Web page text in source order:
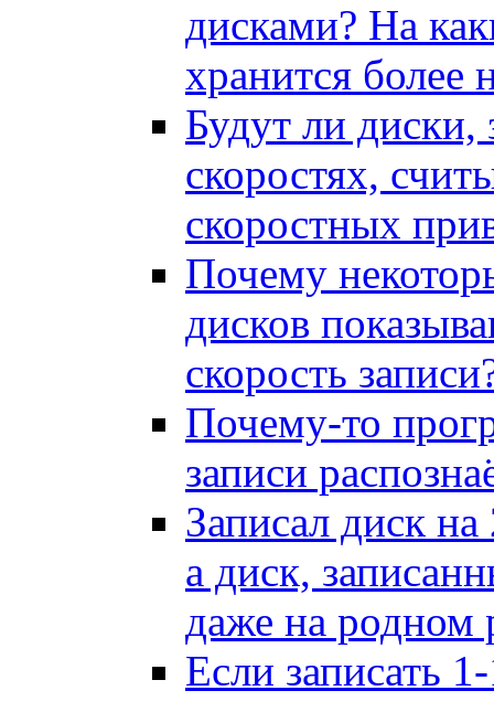
дисками? На
хранится более
Будут ли
скоростях,
скоростных
Почему
дисков
скорость
Почему-то
записи
Записал диск
а диск,
даже на родном
Если записать